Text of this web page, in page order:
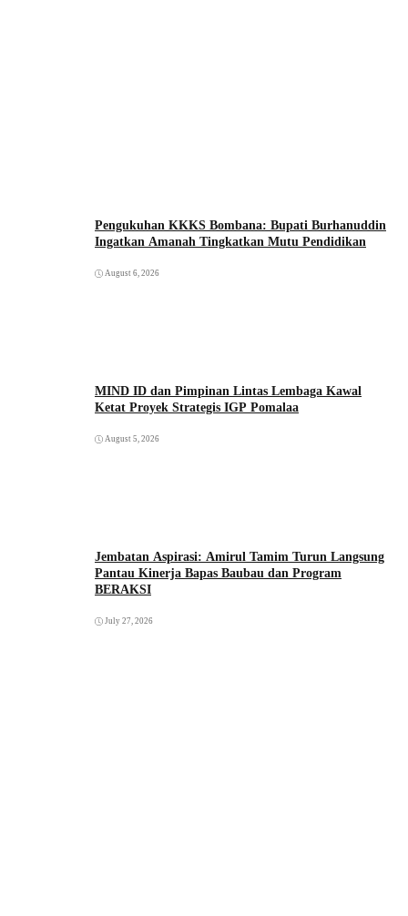
Pengukuhan KKKS Bombana: Bupati Burhanuddin
Ingatkan Amanah Tingkatkan Mutu Pendidikan
August 6, 2026
MIND ID dan Pimpinan Lintas Lembaga Kawal
Ketat Proyek Strategis IGP Pomalaa
August 5, 2026
Jembatan Aspirasi: Amirul Tamim Turun Langsung
Pantau Kinerja Bapas Baubau dan Program
BERAKSI
July 27, 2026